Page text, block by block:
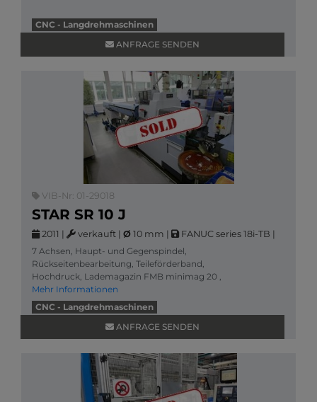
CNC - Langdrehmaschinen
ANFRAGE SENDEN
VIB-Nr: 01-29018
STAR SR 10 J
2011 | verkauft | Ø 10 mm | FANUC series 18i-TB |
7 Achsen, Haupt- und Gegenspindel,
Rückseitenbearbeitung, Teileförderband,
Hochdruck, Lademagazin FMB minimag 20 ,
Mehr Informationen
CNC - Langdrehmaschinen
ANFRAGE SENDEN